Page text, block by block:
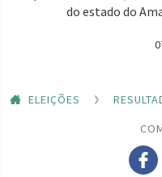
do estado do
ELEIÇÕES